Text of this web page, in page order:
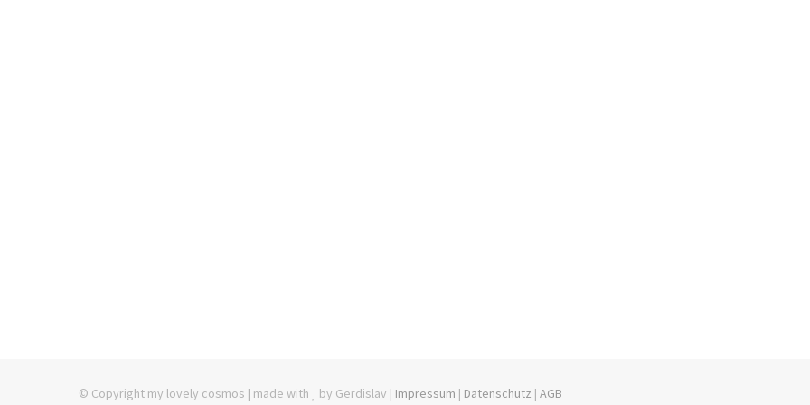
© Copyright my lovely cosmos | made with by Gerdislav | Impressum | Datenschutz | AGB